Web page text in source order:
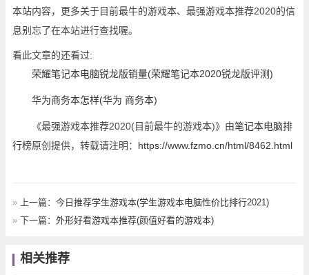
本站内容，更多关于目前最牛的游戏本、最强游戏本推荐2020的信
息别忘了在本站进行查找喔。
看此文章的还看过:
荣耀笔记本电脑锐龙版销量(荣耀笔记本2020锐龙版评测)
华为商务本怎样(华为 商务本)
《最强游戏本推荐2020(目前最牛的游戏本)》由笔记本电脑排
行榜原创提供，转载请注明： https://www.fzmo.cn/html/8462.html
» 上一篇： 今日推荐学生游戏本(学生游戏本电脑性价比排行2021)
» 下一篇： 外形好看游戏本推荐(颜值好看的游戏本)
相关推荐